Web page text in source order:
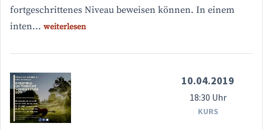
fortgeschrittenes Niveau beweisen können. In einem
inten... weiterlesen
10.04.2019
18:30 Uhr
KURS